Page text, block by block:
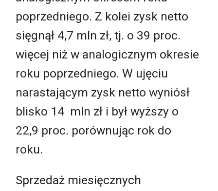
poprzedniego. Z kolei zysk netto
sięgnął 4,7 mln zł, tj. o 39 proc.
więcej niż w analogicznym okresie
roku poprzedniego. W ujęciu
narastającym zysk netto wyniósł
blisko 14 mln zł i był wyższy o
22,9 proc. porównując rok do
roku.
Sprzedaż miesięcznych